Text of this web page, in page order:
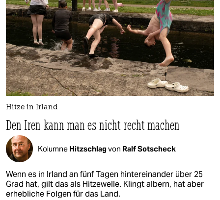
Hitze in Irland
Den Iren kann man es nicht recht machen
Kolumne Hitzschlagvon Ralf Sotscheck
Wenn es in Irland an fünf Tagen hintereinander über 25
Grad hat, gilt das als Hitzewelle. Klingt albern, hat aber
erhebliche Folgen für das Land.